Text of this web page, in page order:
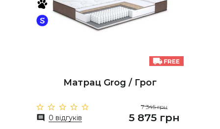
Матрац Grog / Грог
0 відгуків
7 345 грн
5 875 грн